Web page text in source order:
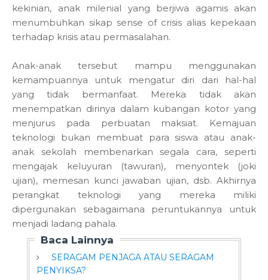
kekinian, anak milenial yang berjiwa agamis akan
menumbuhkan sikap sense of crisis alias kepekaan
terhadap krisis atau permasalahan.
Anak-anak tersebut mampu menggunakan
kemampuannya untuk mengatur diri dari hal-hal
yang tidak bermanfaat. Mereka tidak akan
menempatkan dirinya dalam kubangan kotor yang
menjurus pada perbuatan maksiat. Kemajuan
teknologi bukan membuat para siswa atau anak-
anak sekolah membenarkan segala cara, seperti
mengajak keluyuran (tawuran), menyontek (joki
ujian), memesan kunci jawaban ujian, dsb. Akhirnya
perangkat teknologi yang mereka miliki
dipergunakan sebagaimana peruntukannya untuk
menjadi ladang pahala.
Baca Lainnya
SERAGAM PENJAGA ATAU SERAGAM
PENYIKSA?